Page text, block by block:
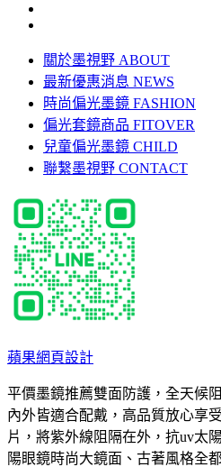
關於墨視野 ABOUT
最新優惠消息 NEWS
時尚偏光墨鏡 FASHION
偏光套鏡商品 FITOVER
兒童偏光墨鏡 CHILD
聯繫墨視野 CONTACT
蘋果網頁設計
平價墨鏡推薦雙面防護，全天候
內外皆適合配戴，高品質放心享
片，將紫外線阻隔在外，抗uv太
陽眼鏡時尚大鏡面、古著風格全